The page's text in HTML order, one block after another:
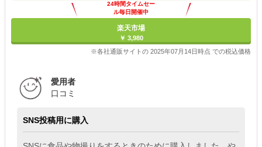
24時間タイムセー
ル毎日開催中
楽天市場
￥ 3,980
※各社通販サイトの 2025年07月14日時点 での税込価格
愛用者
口コミ
SNS投稿用に購入